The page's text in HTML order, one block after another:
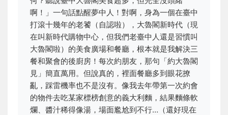
啊！」一句話點醒夢中人！對啊，身為一個在臺中
打滾十幾年的老饕（自認啦），大魯閣新時代（現
在叫新時代購物中心，但我們老臺中人還是習慣叫
大魯閣啦）的美食廣場和餐廳，根本就是我解決三
餐和聚會的後廚房！每次約朋友，那句「約大魯閣
見」簡直萬用。但說真的，裡面餐廳多到眼花撩
亂，踩雷機率也不是沒有。像我去年帶第一次約會
的物件去吃某家標榜創意的義大利麵，結果麵條軟
爛、醬汁稀得像湯，場面尷尬到不行…（還好現在